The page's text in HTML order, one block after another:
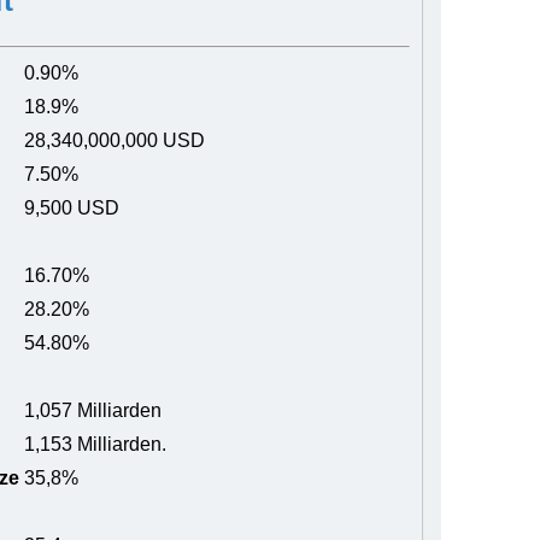
0.90%
18.9%
28,340,000,000 USD
7.50%
9,500 USD
16.70%
28.20%
54.80%
1,057 Milliarden
1,153 Milliarden.
35,8%